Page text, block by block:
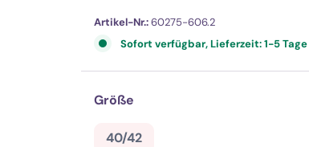
Artikel-Nr.:60275-606.2
Sofort verfügbar, Lieferzeit: 1-5 Tage
Größe
40/42